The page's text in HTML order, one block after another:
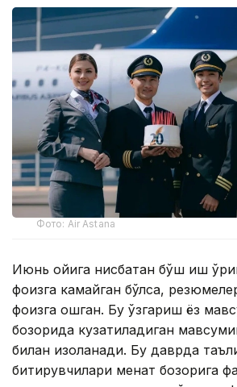
Фото: Air Astana
Июнь ойига нисбатан бўш иш
фоизга камайган бўлса,
фоизга ошган. Бу ўзгариш ёз
бозорида кузатиладиган
билан изоҳланади. Бу даврда
битирувчилари меҳнат бозорига